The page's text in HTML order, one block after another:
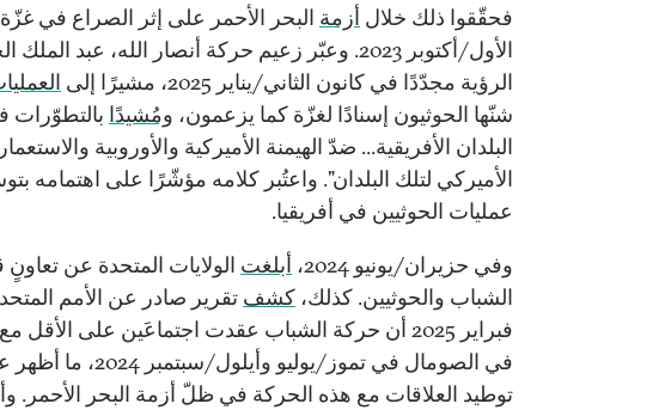
فحقّقوا ذلك خلال أزمة البحر الأحمر على إثر الصراع في
الأول/أكتوبر 2023. وعبّر زعيم حركة أنصار الله، عبد
الرؤية مجدّدًا في كانون الثاني/يناير 2025، مشيرًا إلى
شنّها الحوثيون إسنادًا لغزّة كما يزعمون، ومُشيدًا
البلدان الأفريقية... ضدّ الهيمنة الأميركية والأوروبية
الأميركي لتلك البلدان". واعتُبر كلامه مؤشّرًا على اهتمامه
عمليات الحوثيين في أفريقيا.
وفي حزيران/يونيو 2024،
أبلغت الولايات المتحدة عن
الشباب والحوثيين. كذلك، كشف تقرير صادر عن الأمم
فبراير 2025 أن حركة الشباب عقدت اجتماعَين على
في الصومال في تموز/يوليو
توطيد العلاقات مع هذه الحركة في ظلّ أزمة البحر الأحمر.